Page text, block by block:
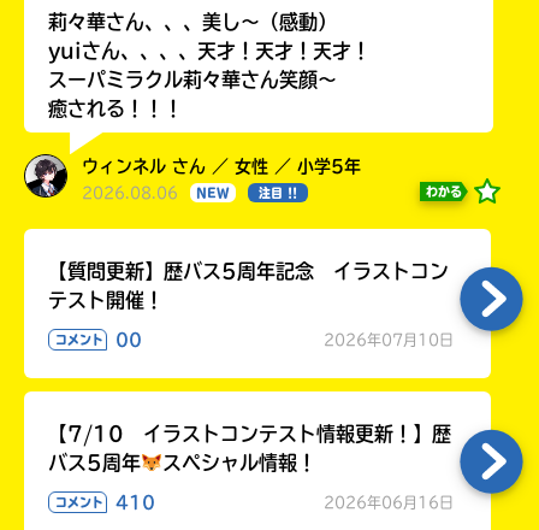
莉々華さん、、、美し〜（感動）
yuiさん、、、、天才！天才！天才！
スーパミラクル莉々華さん笑顔〜
癒される！！！
ウィンネル さん ／ 女性 ／ 小学5年
2026.08.06 NEW 注目 !! わかる
【質問更新】歴バス5周年記念 イラストコン
テスト開催！
コメント 00 2026年07月10日
【7/10 イラストコンテスト情報更新！】歴
バス5周年
スペシャル情報！
コメント 410 2026年06月16日
戻
る